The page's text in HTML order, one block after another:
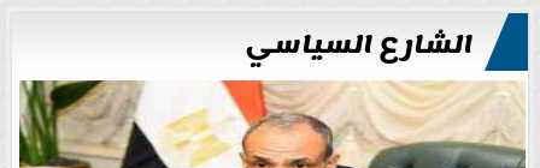
الشارع السياسي